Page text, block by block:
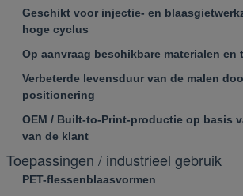
Geschikt voor injectie- en
hoge cyclus
Op aanvraag beschikbare materialen en
Verbeterde levensduur van de malen
positionering
OEM / Built-to-Print-productie op basis
van de klant
Toepassingen / industrieel gebruik
PET-flessenblaasvormen